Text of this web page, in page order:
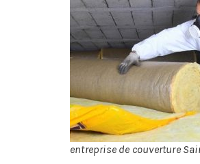
entreprise de couverture